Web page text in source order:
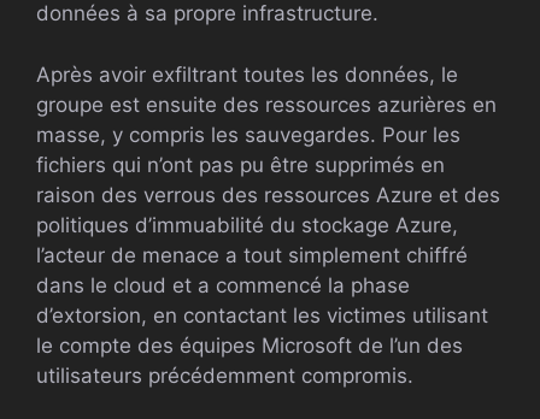
données à sa propre infrastructure.
Après avoir exfiltrant toutes les données, le
groupe est ensuite des ressources azurières en
masse, y compris les sauvegardes. Pour les
fichiers qui n’ont pas pu être supprimés en
raison des verrous des ressources Azure et des
politiques d’immuabilité du stockage Azure,
l’acteur de menace a tout simplement chiffré
dans le cloud et a commencé la phase
d’extorsion, en contactant les victimes utilisant
le compte des équipes Microsoft de l’un des
utilisateurs précédemment compromis.